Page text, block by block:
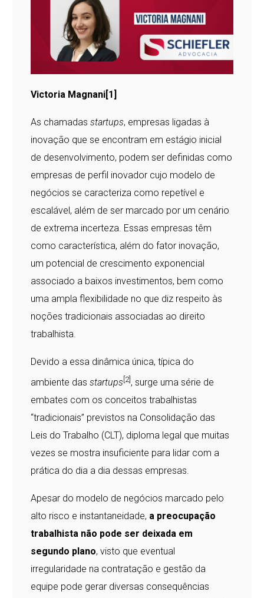
Victoria Magnani[1]
As chamadasstartups, empresas ligadas à
inovação que se encontram em estágio inicial
de desenvolvimento, podem ser definidas como
empresas de perfil inovador cujo modelo de
negócios se caracteriza como repetível e
escalável, além de ser marcado por um cenário
de extrema incerteza. Essas empresas têm
como característica, além do fator inovação,
um potencial de crescimento exponencial
associado a baixos investimentos, bem como
uma ampla flexibilidade no que diz respeito às
noções tradicionais associadas ao direito
trabalhista.
Devido a essa dinâmica única, típica do
ambiente dasstartups[2] , surge uma série de
embates com os conceitos trabalhistas
“tradicionais” previstos na Consolidação das
Leis do Trabalho (CLT), diploma legal que muitas
vezes se mostra insuficiente para lidar com a
prática do dia a dia dessas empresas.
Apesar do modelo de negócios marcado pelo
alto risco e instantaneidade, a preocupação
trabalhista não pode ser deixada em
segundo plano, visto que eventual
irregularidade na contratação e gestão da
equipe pode gerar diversas consequências